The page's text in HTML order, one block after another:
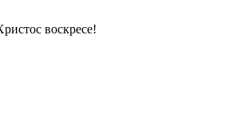
воскресе!